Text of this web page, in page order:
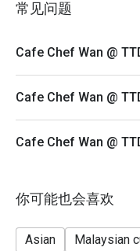
是想从日常生活中来一
常见问题
Cafe Chef Wan @
Cafe Chef Wan @
Cafe Chef Wan @
你可能也会喜欢
Asian Malaysian